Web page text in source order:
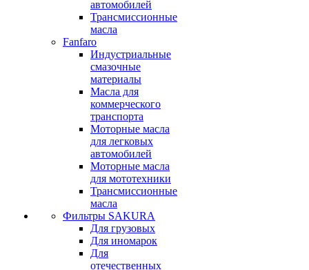
автомобилей
Трансмиссионные
масла
Fanfaro
Индустриальные
смазочные
материалы
Масла для
коммерческого
транспорта
Моторные масла
для легковых
автомобилей
Моторные масла
для мототехники
Трансмиссионные
масла
Фильтры SAKURA
Для грузовых
Для иномарок
Для
отечественных